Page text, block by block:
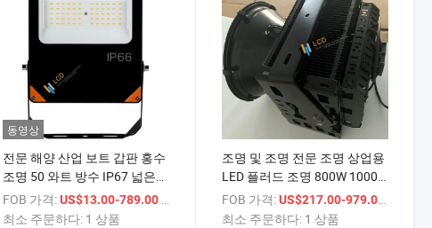
동영상
전문 해양 산업 보트 갑판 홍수
조명 50 와트 방수 IP67 넓은
빔 각도 90deg 차가운 백색 조
명 5700K 보안 작업 LED 홍수
FOB 가격: US$13.00-789.00
최소 주문하다: 1 상품
조명 및 조명 전문 조명 상업용
LED 플러드 조명 800W 1000W
60deg 빔 조명 보안 산업용
LED 플러드 조명 기구 조명
FOB 가격: US$217.00-979.00
최소 주문하다: 1 상품